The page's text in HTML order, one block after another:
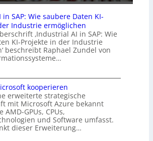
SAP: Wie saubere Daten KI-
Industrie ermöglichen
‚Industrial AI in SAP: Wie
KI-Projekte in der Industrie
beschreibt Raphael Zundel von
kooperieren
erweiterte strategische
mit Microsoft Azure bekannt
AMD-GPUs, CPUs,
und Software umfasst.
dieser Erweiterung…